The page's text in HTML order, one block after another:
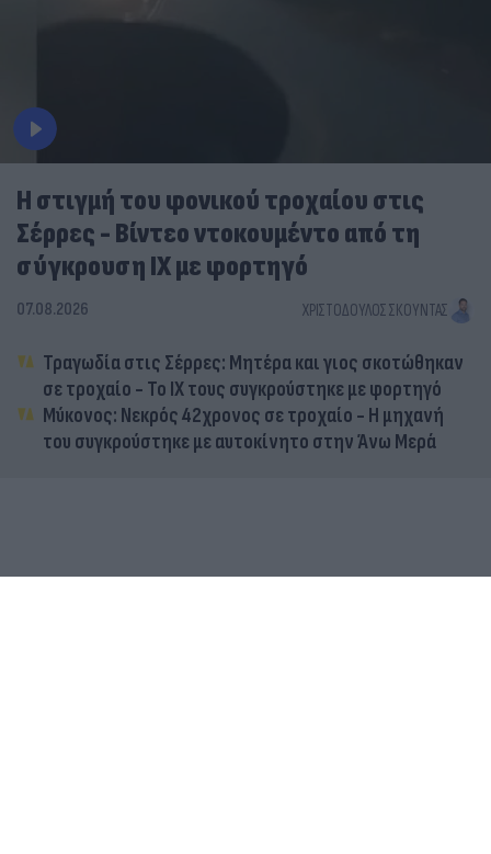
Η στιγμή του φονικού τροχαίου στις
Σέρρες - Βίντεο ντοκουμέντο από τη
σύγκρουση ΙΧ με φορτηγό
07.08.2026 ΧΡΙΣΤΌΔΟΥΛΟΣ ΣΚΟΎΝΤΑΣ
Τραγωδία στις Σέρρες: Μητέρα και γιος σκοτώθηκαν
σε τροχαίο - Το ΙΧ τους συγκρούστηκε με φορτηγό
Μύκονος: Νεκρός 42χρονος σε τροχαίο - Η μηχανή
του συγκρούστηκε με αυτοκίνητο στην Άνω Μερά